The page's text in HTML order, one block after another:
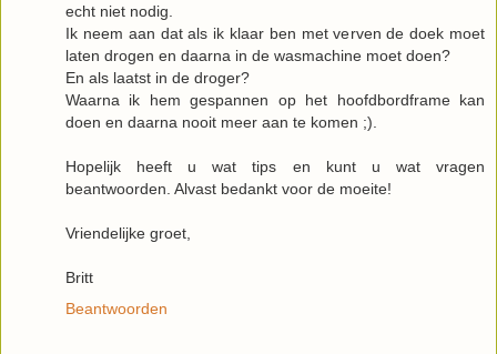
echt niet nodig.
Ik neem aan dat als ik klaar ben met verven de doek moet
laten drogen en daarna in de wasmachine moet doen?
En als laatst in de droger?
Waarna ik hem gespannen op het hoofdbordframe kan
doen en daarna nooit meer aan te komen ;).
Hopelijk heeft u wat tips en kunt u wat vragen
beantwoorden. Alvast bedankt voor de moeite!
Vriendelijke groet,
Britt
Beantwoorden